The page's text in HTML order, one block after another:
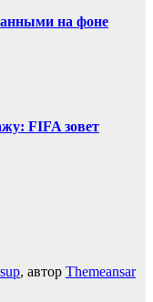
на фоне
FIFA зовет
, автор Themeansar